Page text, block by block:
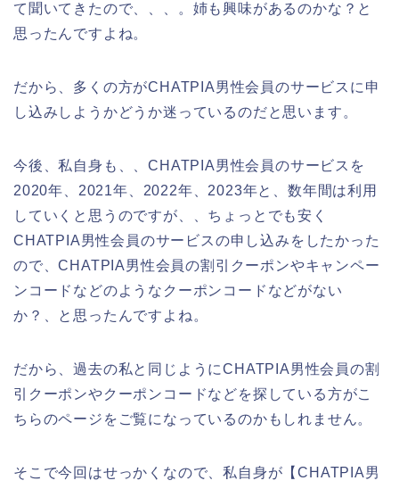
て聞いてきたので、、、。姉も興味があるのかな？と
思ったんですよね。
だから、多くの方がCHATPIA男性会員のサービスに申
し込みしようかどうか迷っているのだと思います。
今後、私自身も、、CHATPIA男性会員のサービスを
2020年、2021年、2022年、2023年と、数年間は利用
していくと思うのですが、、ちょっとでも安く
CHATPIA男性会員のサービスの申し込みをしたかった
ので、CHATPIA男性会員の割引クーポンやキャンペー
ンコードなどのようなクーポンコードなどがない
か？、と思ったんですよね。
だから、過去の私と同じようにCHATPIA男性会員の割
引クーポンやクーポンコードなどを探している方がこ
ちらのページをご覧になっているのかもしれません。
そこで今回はせっかくなので、私自身が【CHATPIA男